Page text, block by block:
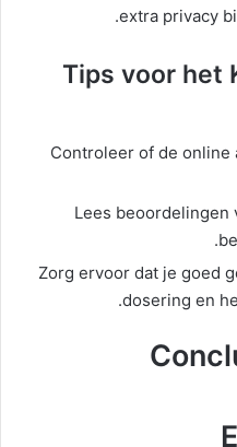
extra privacy
Tips voor het
Controleer of de online
Lees beoordelingen
Zorg ervoor dat je goed
dosering en